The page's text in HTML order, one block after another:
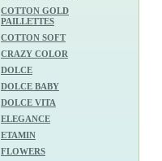
COTTON GOLD
PAILLETTES
COTTON SOFT
CRAZY COLOR
DOLCE
DOLCE BABY
DOLCE VITA
ELEGANCE
ETAMIN
FLOWERS